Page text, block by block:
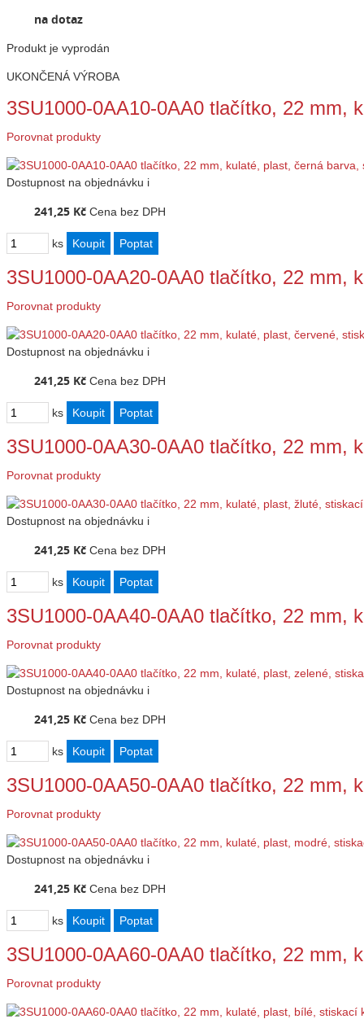
na dotaz
Produkt je vyprodán
UKONČENÁ VÝROBA
3SU1000-0AA10-0AA0 tlačítko, 22 mm,
Porovnat produkty
Dostupnost na objednávku i
241,25 Kč Cena bez DPH
ks
3SU1000-0AA20-0AA0 tlačítko, 22 mm,
Porovnat produkty
Dostupnost na objednávku i
241,25 Kč Cena bez DPH
ks
3SU1000-0AA30-0AA0 tlačítko, 22 mm,
Porovnat produkty
Dostupnost na objednávku i
241,25 Kč Cena bez DPH
ks
3SU1000-0AA40-0AA0 tlačítko, 22 mm,
Porovnat produkty
Dostupnost na objednávku i
241,25 Kč Cena bez DPH
ks
3SU1000-0AA50-0AA0 tlačítko, 22 mm,
Porovnat produkty
Dostupnost na objednávku i
241,25 Kč Cena bez DPH
ks
3SU1000-0AA60-0AA0 tlačítko, 22 mm,
Porovnat produkty